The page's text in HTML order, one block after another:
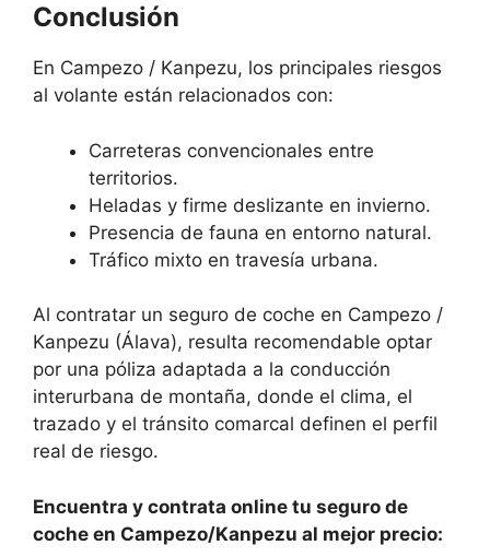
Conclusión
En Campezo / Kanpezu, los principales riesgos
al volante están relacionados con:
Carreteras convencionales entre
territorios.
Heladas y firme deslizante en invierno.
Presencia de fauna en entorno natural.
Tráfico mixto en travesía urbana.
Al contratar un seguro de coche en Campezo /
Kanpezu (Álava), resulta recomendable optar
por una póliza adaptada a la conducción
interurbana de montaña, donde el clima, el
trazado y el tránsito comarcal definen el perfil
real de riesgo.
Encuentra y contrata online tu seguro de
coche en Campezo/Kanpezu al mejor precio: